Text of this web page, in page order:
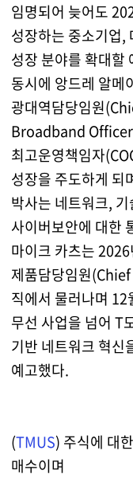
임명되어 늦어도
성장하는 중소기업,
성장 분야를 확대할
동시에 앙드레 알메
광대역담당임원
Broadband
최고운영책임자
성장을 주도하게 되
박사는 네트워크,
사이버보안에 대한
마이크 카츠는
제품담당임원
직에서 물러나며
무선 사업을 넘어 T
기반 네트워크 혁신
예고했다.
(TMUS) 주식에 대
매수이며